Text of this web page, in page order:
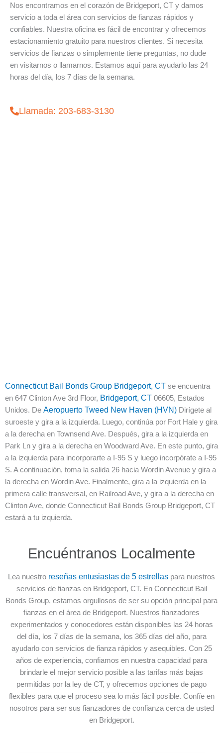
Nos encontramos en el corazón de Bridgeport, CT y damos
servicio a toda el área con servicios de fianzas rápidos y
confiables. Nuestra oficina es fácil de encontrar y ofrecemos
estacionamiento gratuito para nuestros clientes. Si necesita
servicios de fianzas o simplemente tiene preguntas, no dude
en visitarnos o llamarnos. Estamos aquí para ayudarlo las 24
horas del día, los 7 días de la semana.
Llamada: 203-683-3130
Connecticut Bail Bonds Group Bridgeport, CT se encuentra
en 647 Clinton Ave 3rd Floor, Bridgeport, CT 06605, Estados
Unidos. De Aeropuerto Tweed New Haven (HVN) Dirígete al
suroeste y gira a la izquierda. Luego, continúa por Fort Hale y gira
a la derecha en Townsend Ave. Después, gira a la izquierda en
Park Ln y gira a la derecha en Woodward Ave. En este punto, gira
a la izquierda para incorporarte a I-95 S y luego incorpórate a I-95
S. A continuación, toma la salida 26 hacia Wordin Avenue y gira a
la derecha en Wordin Ave. Finalmente, gira a la izquierda en la
primera calle transversal, en Railroad Ave, y gira a la derecha en
Clinton Ave, donde Connecticut Bail Bonds Group Bridgeport, CT
estará a tu izquierda.
Encuéntranos Localmente
Lea nuestro reseñas entusiastas de 5 estrellas para nuestros
servicios de fianzas en Bridgeport, CT. En Connecticut Bail
Bonds Group, estamos orgullosos de ser su opción principal para
fianzas en el área de Bridgeport. Nuestros fianzadores
experimentados y conocedores están disponibles las 24 horas
del día, los 7 días de la semana, los 365 días del año, para
ayudarlo con servicios de fianza rápidos y asequibles. Con 25
años de experiencia, confiamos en nuestra capacidad para
brindarle el mejor servicio posible a las tarifas más bajas
permitidas por la ley de CT, y ofrecemos opciones de pago
flexibles para que el proceso sea lo más fácil posible. Confíe en
nosotros para ser sus fianzadores de confianza cerca de usted
en Bridgeport.